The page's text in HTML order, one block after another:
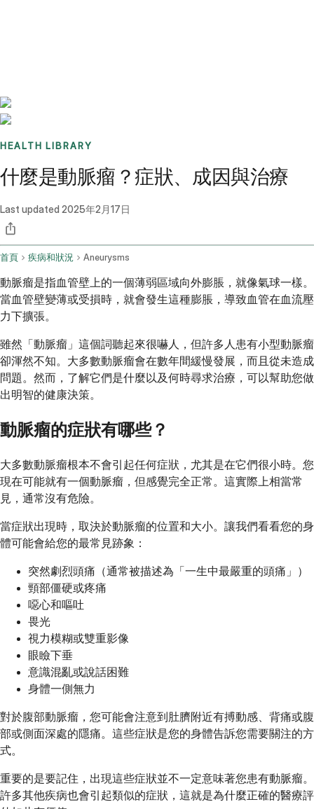
HEALTH LIBRARY
什麼是動脈瘤？症狀、成因與治療
Last updated 2025年2月17日
首頁 疾病和狀況 Aneurysms
動脈瘤是指血管壁上的一個薄弱區域向外膨脹，就像氣球一樣。
當血管壁變薄或受損時，就會發生這種膨脹，導致血管在血流壓
力下擴張。
雖然「動脈瘤」這個詞聽起來很嚇人，但許多人患有小型動脈瘤
卻渾然不知。大多數動脈瘤會在數年間緩慢發展，而且從未造成
問題。然而，了解它們是什麼以及何時尋求治療，可以幫助您做
出明智的健康決策。
動脈瘤的症狀有哪些？
大多數動脈瘤根本不會引起任何症狀，尤其是在它們很小時。您
現在可能就有一個動脈瘤，但感覺完全正常。這實際上相當常
見，通常沒有危險。
當症狀出現時，取決於動脈瘤的位置和大小。讓我們看看您的身
體可能會給您的最常見跡象：
突然劇烈頭痛（通常被描述為「一生中最嚴重的頭痛」）
頸部僵硬或疼痛
噁心和嘔吐
畏光
視力模糊或雙重影像
眼瞼下垂
意識混亂或說話困難
身體一側無力
對於腹部動脈瘤，您可能會注意到肚臍附近有搏動感、背痛或腹
部或側面深處的隱痛。這些症狀是您的身體告訴您需要關注的方
式。
重要的是要記住，出現這些症狀並不一定意味著您患有動脈瘤。
許多其他疾病也會引起類似的症狀，這就是為什麼正確的醫療評